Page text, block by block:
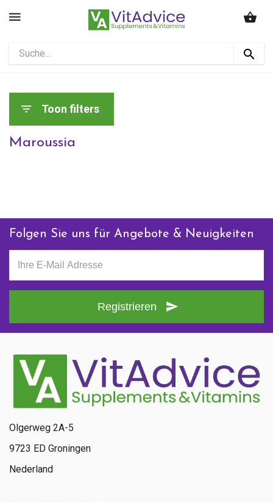
Toon filters
Maroussia
Folgen Sie uns für Angebote & Neuigkeiten
Registrieren
Olgerweg 2A-5
9723 ED Groningen
Nederland